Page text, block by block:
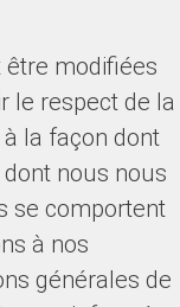
être modifiées
le respect de la
la façon dont
nous nous
se comportent
à nos
générales de